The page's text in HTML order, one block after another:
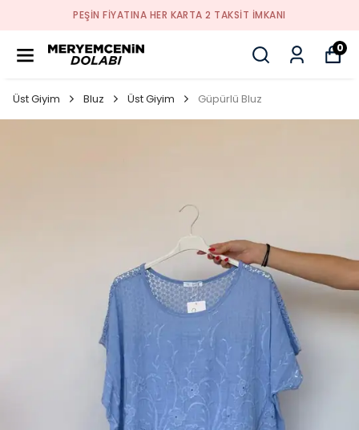
PEŞİN FİYATINA HER KARTA 2 TAKSİT İMKANI
0
Üst Giyim Bluz Üst Giyim Güpürlü Bluz